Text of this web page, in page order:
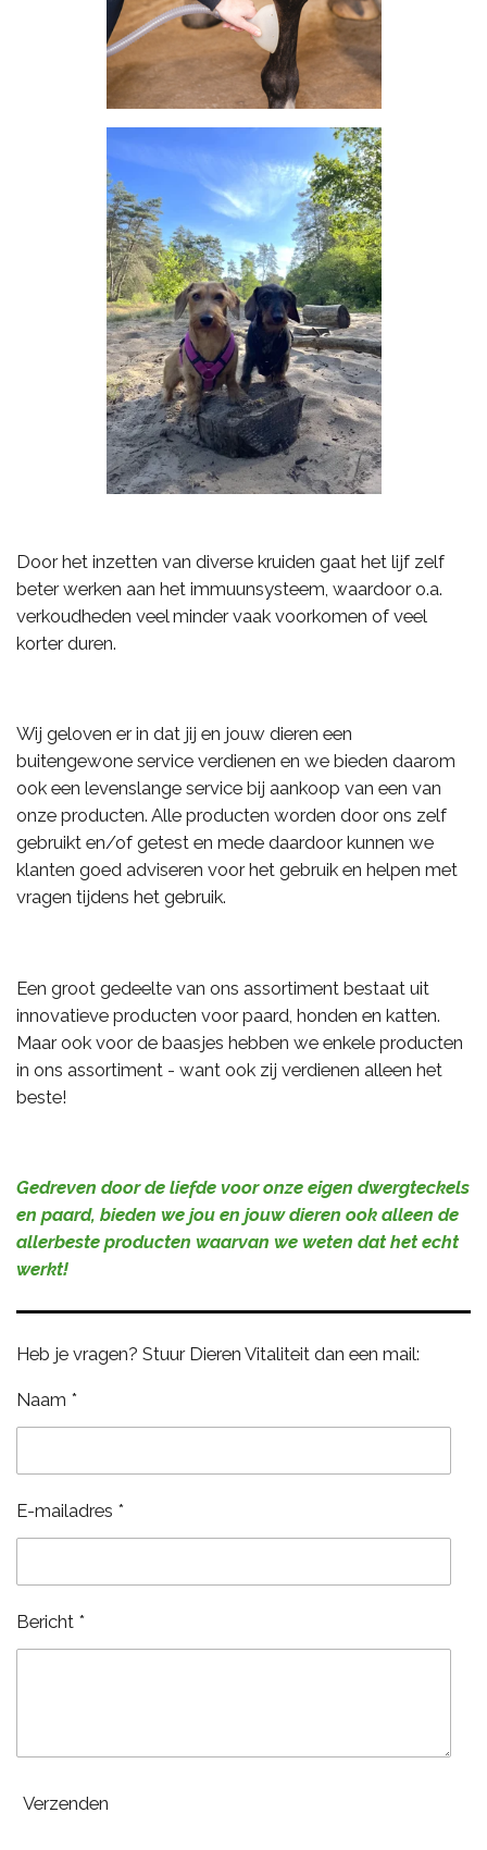
Door het inzetten van diverse kruiden gaat het lijf zelf
beter werken aan het immuunsysteem, waardoor o.a.
verkoudheden veel minder vaak voorkomen of veel
korter duren.
Wij geloven er in dat jij en jouw dieren een
buitengewone service verdienen en we bieden daarom
ook een levenslange service bij aankoop van een van
onze producten. Alle producten worden door ons zelf
gebruikt en/of getest en mede daardoor kunnen we
klanten goed adviseren voor het gebruik en helpen met
vragen tijdens het gebruik.
Een groot gedeelte van ons assortiment bestaat uit
innovatieve producten voor paard, honden en katten.
Maar ook voor de baasjes hebben we enkele producten
in ons assortiment - want ook zij verdienen alleen het
beste!
Gedreven door de liefde voor onze eigen dwergteckels
en paard, bieden we jou en jouw dieren ook alleen de
allerbeste producten waarvan we weten dat het echt
werkt!
Heb je vragen? Stuur Dieren Vitaliteit dan een mail:
Naam *
E-mailadres *
Bericht *
Verzenden